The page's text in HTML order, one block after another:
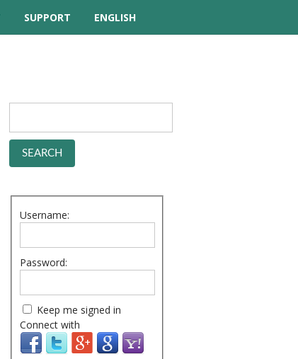
SUPPORT
TUTORIAL VIDEOS
QUESTIONS
FORUM
ENGLISH
Username:
Password:
Keep me signed in
Connect with